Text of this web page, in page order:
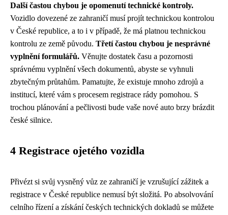
Další častou chybou je opomenutí technické kontroly.
Vozidlo dovezené ze zahraničí musí projít technickou kontrolou
v České republice, a to i v případě, že má platnou technickou
kontrolu ze země původu. Třetí častou chybou je nesprávné
vyplnění formulářů. Věnujte dostatek času a pozornosti
správnému vyplnění všech dokumentů, abyste se vyhnuli
zbytečným průtahům. Pamatujte, že existuje mnoho zdrojů a
institucí, které vám s procesem registrace rády pomohou. S
trochou plánování a pečlivosti bude vaše nové auto brzy brázdit
české silnice.
4 Registrace ojetého vozidla
Přivézt si svůj vysněný vůz ze zahraničí je vzrušující zážitek a
registrace v České republice nemusí být složitá. Po absolvování
celního řízení a získání českých technických dokladů se můžete